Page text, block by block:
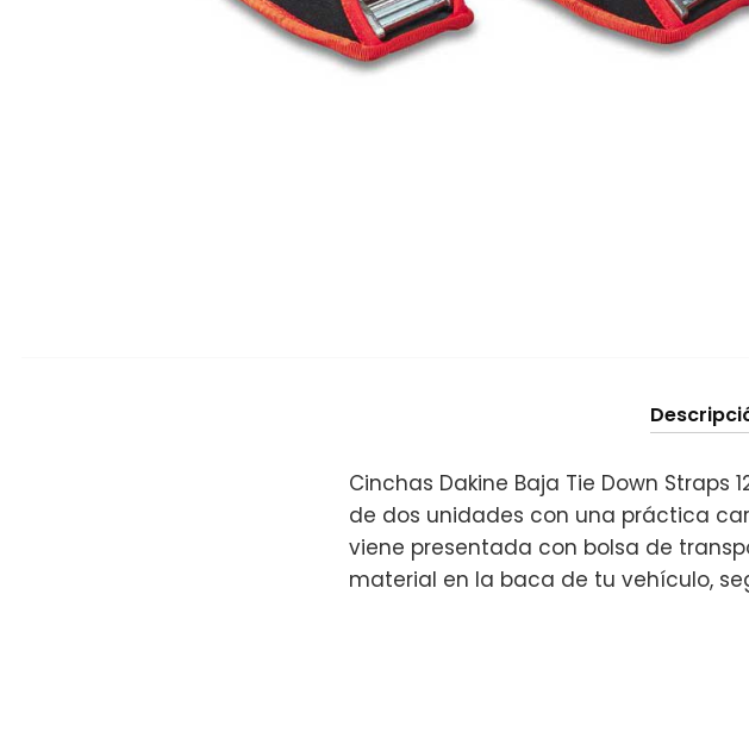
Cinchas Dakine Baja Tie Down Straps
de dos unidades con una práctica
viene presentada con bolsa de
material en la baca de tu vehículo,